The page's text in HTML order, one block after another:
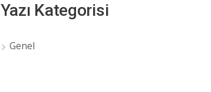
Yazı Kategorisi
Genel